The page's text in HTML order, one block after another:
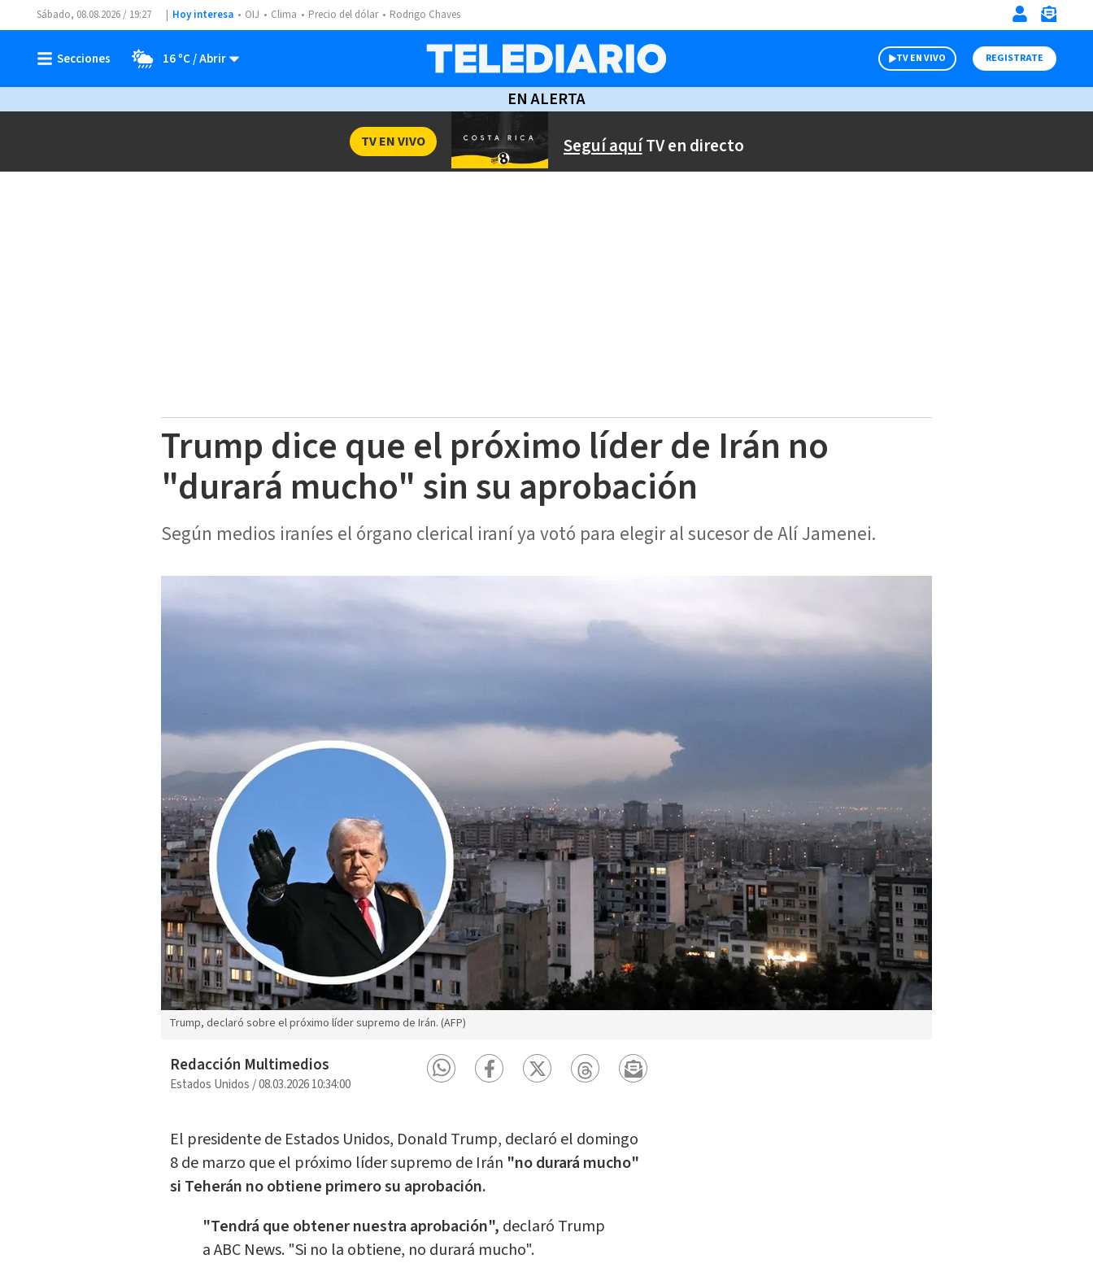
Sábado, 08.08.2026 / 19:27 Hoy interesa OIJ Clima Precio del dólar Rodrigo Chaves
16 ºC TV EN VIVO REGISTRATE
EN ALERTA
Seguí aquíTV en directo
TV EN VIVO
Trump dice que el próximo líder de Irán no
"durará mucho" sin su aprobación
Según medios iraníes el órgano clerical iraní ya votó para elegir al sucesor de Alí Jamenei.
Trump, declaró sobre el próximo líder supremo de Irán. (AFP)
Redacción Multimedios
Estados Unidos/08.03.2026 10:34:00
El presidente de Estados Unidos, Donald Trump, declaró el domingo
8 de marzo que el próximo líder supremo de Irán "no durará mucho"
si Teherán no obtiene primero su aprobación.
"Tendrá que obtener nuestra aprobación", declaró Trump
a ABC News. "Si no la obtiene, no durará mucho".